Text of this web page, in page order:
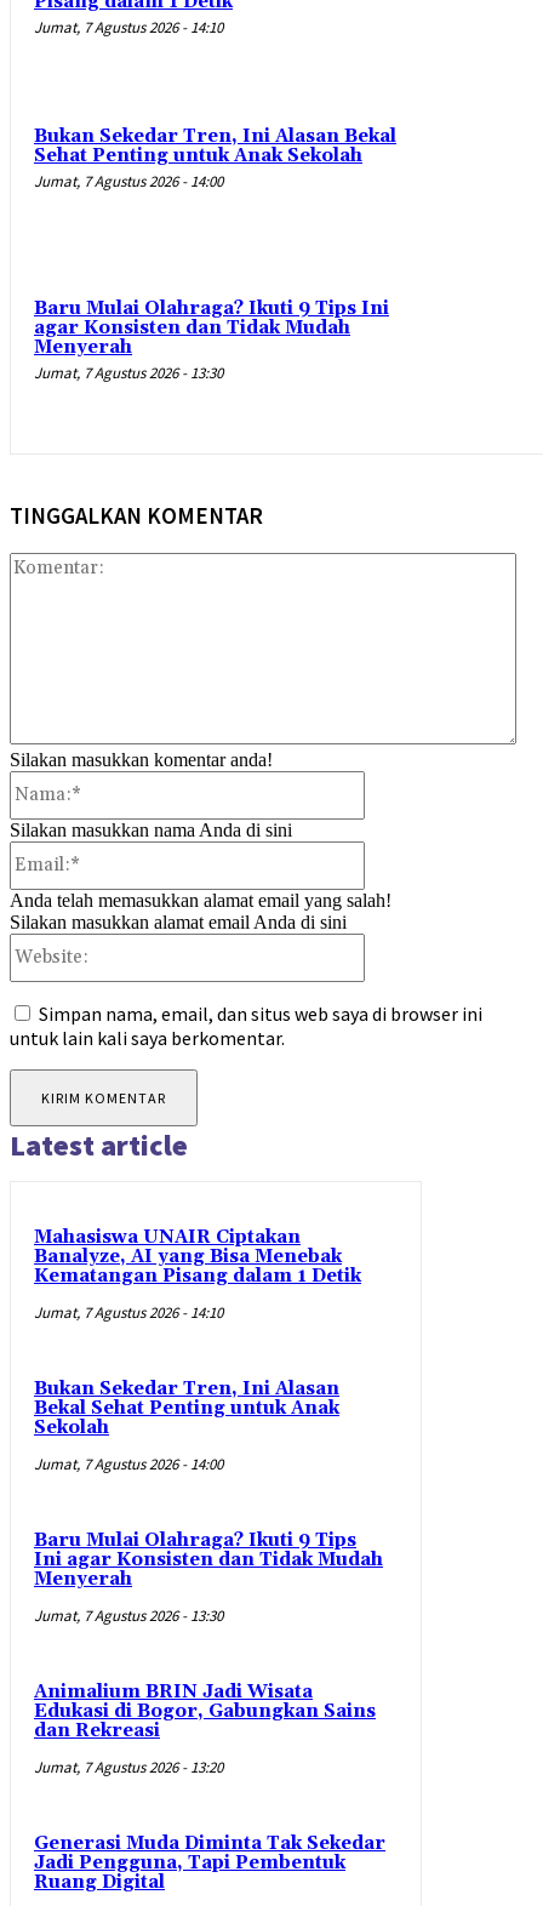
Jumat, 7 Agustus 2026 - 14:10
Bukan Sekedar Tren, Ini Alasan Bekal
Sehat Penting untuk Anak Sekolah
Jumat, 7 Agustus 2026 - 14:00
Baru Mulai Olahraga? Ikuti 9 Tips Ini
agar Konsisten dan Tidak Mudah
Menyerah
Jumat, 7 Agustus 2026 - 13:30
TINGGALKAN KOMENTAR
Silakan masukkan komentar anda!
Silakan masukkan nama Anda di sini
Anda telah memasukkan alamat email yang salah!
Silakan masukkan alamat email Anda di sini
Simpan nama, email, dan situs web saya di browser ini
untuk lain kali saya berkomentar.
Latest article
Mahasiswa UNAIR Ciptakan
Banalyze, AI yang Bisa Menebak
Kematangan Pisang dalam 1 Detik
Jumat, 7 Agustus 2026 - 14:10
Bukan Sekedar Tren, Ini Alasan
Bekal Sehat Penting untuk Anak
Sekolah
Jumat, 7 Agustus 2026 - 14:00
Baru Mulai Olahraga? Ikuti 9 Tips
Ini agar Konsisten dan Tidak Mudah
Menyerah
Jumat, 7 Agustus 2026 - 13:30
Animalium BRIN Jadi Wisata
Edukasi di Bogor, Gabungkan Sains
dan Rekreasi
Jumat, 7 Agustus 2026 - 13:20
Generasi Muda Diminta Tak Sekedar
Jadi Pengguna, Tapi Pembentuk
Ruang Digital